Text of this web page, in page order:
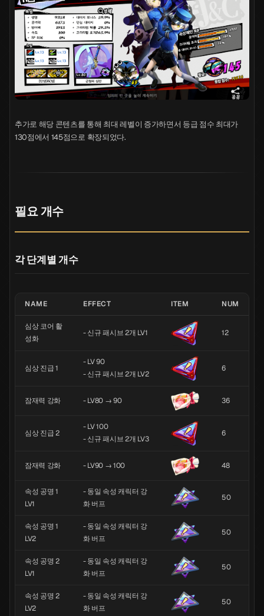
추가로 해당 콘텐츠를 통해 최대 레벨이 증가하면서 등급 점수 최대가
130점에서 145점으로 확장되었다.
필요 개수
각 단계별 개수
NAME EFFECT ITEM NUM
심상 코어 활
성화
- 신규 패시브 2개 LV1 12
심상 진급 1
- LV 90
- 신규 패시브 2개 LV2
6
잠재력 강화 - LV80 → 90 36
심상 진급 2
- LV 100
- 신규 패시브 2개 LV3
6
잠재력 강화 - LV90 → 100 48
속성 공명 1
LV1
- 동일 속성 캐릭터 강
화 버프
50
속성 공명 1
LV2
- 동일 속성 캐릭터 강
화 버프
50
속성 공명 2
LV1
- 동일 속성 캐릭터 강
화 버프
50
속성 공명 2
LV2
- 동일 속성 캐릭터 강
화 버프
50